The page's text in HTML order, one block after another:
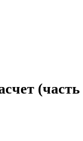
(часть